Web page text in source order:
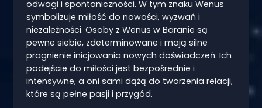
odwagi i spontaniczności. W tym znaku Wenus
symbolizuje miłość do nowości, wyzwań i
niezależności. Osoby z Wenus w Baranie są
pewne siebie, zdeterminowane i mają silne
pragnienie inicjowania nowych doświadczeń. Ich
podejście do miłości jest bezpośrednie i
intensywne, a oni sami dążą do tworzenia relacji,
które są pełne pasji i przygód.